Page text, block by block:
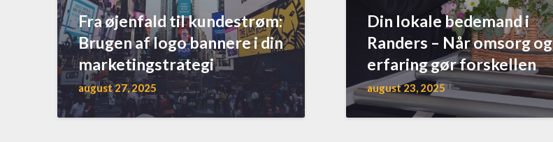
Fra øjenfald til kundestrøm:
Brugen af logo bannere i din
marketingstrategi
august 27, 2025
Din lokale bedemand i
Randers – Når omsorg og
erfaring gør forskellen
august 23, 2025